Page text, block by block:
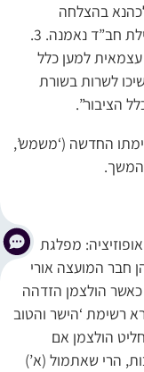
בהצלחה
להתחבר לכל גורם אחר שרץ ולייצג את קהילת חב”ד נאמנה. 3.
עצמאית למען כלל
ימשיכו לשרות בשורת
הציבור”.
החדשה (‘משמש’,
מפלגת
חבר המועצה אורי
כאשר הולצמן הזדהה
רשימת ‘הישר והטוב
הולצמן אם
הרי שאתמול (א’)